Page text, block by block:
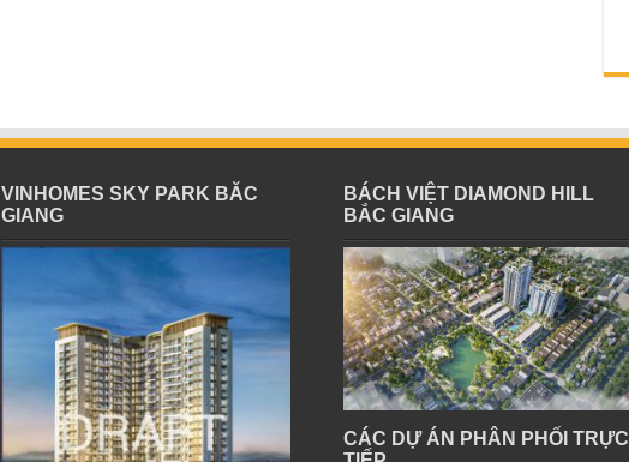
VINHOMES SKY PARK BĂC
GIANG
BÁCH VIỆT DIAMOND HILL
BẮC GIANG
CÁC DỰ ÁN PHÂN PHỐI TRỰC